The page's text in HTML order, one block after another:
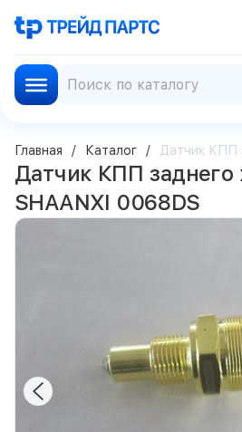
Главная Каталог Датчик КПП
Датчик КПП заднего
SHAANXI 0068DS